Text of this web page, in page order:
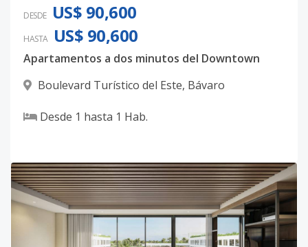
DESDE US$ 90,600
HASTA US$ 90,600
Apartamentos a dos minutos del Downtown
Boulevard Turístico del Este, Bávaro
Desde 1 hasta 1 Hab.